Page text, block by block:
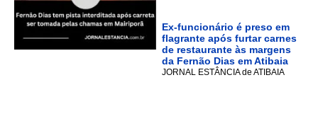
Ex-funcionário é preso em
flagrante após furtar carnes
de restaurante às margens
da Fernão Dias em Atibaia
JORNAL ESTÂNCIA de ATIBAIA